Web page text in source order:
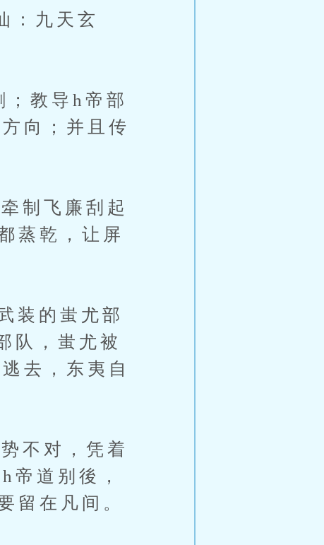
九天玄
教导h帝部
向；并且传
制飞廉刮起
蒸乾，让屏
的蚩尤部
队，蚩尤被
去，东夷自
不对，凭着
帝道别後，
留在凡间。